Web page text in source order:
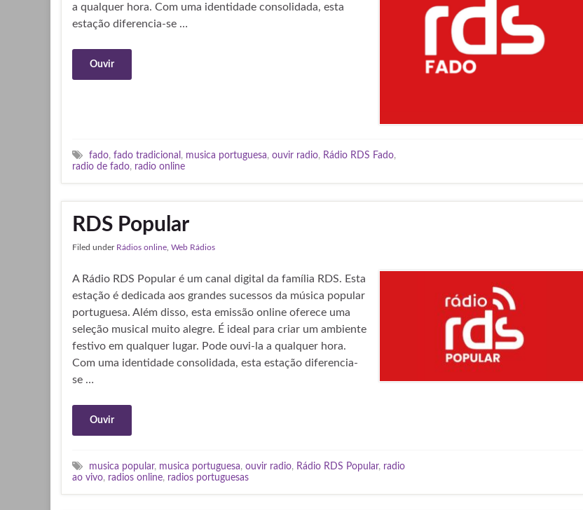
a qualquer hora. Com uma identidade consolidada, esta
estação diferencia-se …
Ouvir
fado, fado tradicional , musica portuguesa, ouvir radio, Rádio RDS Fado,
radio de fado, radio online
RDS Popular
Filed under Rádios online Web Rádios
A Rádio RDS Popular é um canal digital da família RDS. Esta
estação é dedicada aos grandes sucessos da música popular
portuguesa. Além disso, esta emissão online oferece uma
seleção musical muito alegre. É ideal para criar um ambiente
festivo em qualquer lugar. Pode ouvi-la a qualquer hora.
Com uma identidade consolidada, esta estação diferencia-
se …
Ouvir
musica popular, musica portuguesa, ouvir radio, Rádio RDS Popular, radio
ao vivo, radios online, radios portuguesas